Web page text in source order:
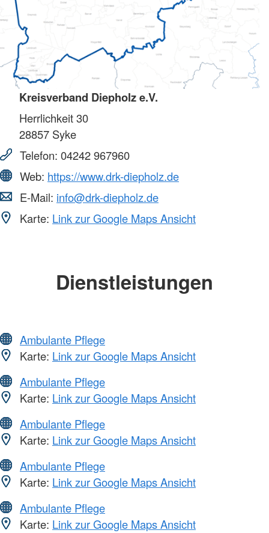
Kreisverband Diepholz e.V.
Herrlichkeit 30
28857 Syke
Telefon: 04242 967960
Web: https://www.drk-diepholz.de
E-Mail: info@drk-diepholz.de
Karte: Link zur Google Maps Ansicht
Dienstleistungen
Ambulante Pflege
Karte: Link zur Google Maps Ansicht
Ambulante Pflege
Karte: Link zur Google Maps Ansicht
Ambulante Pflege
Karte: Link zur Google Maps Ansicht
Ambulante Pflege
Karte: Link zur Google Maps Ansicht
Ambulante Pflege
Karte: Link zur Google Maps Ansicht